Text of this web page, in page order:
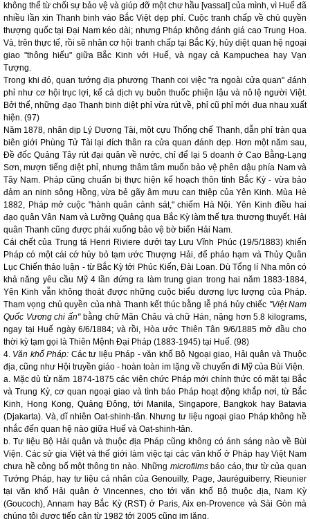
không thể từ chối sự bảo vệ và giúp đỡ một chư hầu [vassal] của mình, vì Huế đã
nhiều lần xin Thanh binh vào Bắc Việt dẹp phỉ. Cuộc tranh chấp về chủ quyền
thượng quốc tại Đại Nam kéo dài; nhưng Pháp không đánh giá cao Trung Hoa.
Và, trên thực tế, rồi sẽ nhân cơ hội tranh chấp tại Bắc Kỳ, hủy diệt quan hệ ngoại
giao "thông hiếu" giữa Bắc Kinh với Huế, và ngay cả Kampuchea hay Vạn
Tượng.
Trong khi đó, quan tướng địa phương Thanh coi việc "ra ngoài cửa quan" đánh
phỉ như cơ hội trục lợi, kể cả dịch vụ buôn thuốc phiện lậu và nô lệ người Việt.
Bởi thế, những đạo Thanh binh diệt phỉ vừa rút về, phỉ cũ phỉ mới đua nhau xuất
hiện. (97)
Năm 1878, nhân dịp Lý Dương Tài, một cựu Thống chế Thanh, dẫn phỉ tràn qua
biên giới Phùng Tử Tài lại đích thân ra cửa quan đánh dẹp. Hơn một năm sau,
Đề đốc Quảng Tây rút đại quân về nước, chỉ để lại 5 doanh ở Cao Bằng-Lạng
Sơn, mượn tiếng diệt phỉ, nhưng thâm tâm muốn bảo vệ phên dậu phía Nam và
Tây Nam. Pháp cũng chuẩn bị thực hiện kế hoạch thôn tính Bắc Kỳ - vừa bảo
đảm an ninh sông Hồng, vừa bẻ gãy âm mưu can thiệp của Yên Kinh. Mùa Hè
1882, Pháp mở cuộc "hành quân cảnh sát," chiếm Hà Nội. Yên Kinh điều hai
đạo quân Vân Nam và Lưỡng Quảng qua Bắc Kỳ làm thế tựa thương thuyết. Hải
quân Thanh cũng được phái xuống bảo vệ bờ biển Hải Nam.
Cái chết của Trung tá Henri Riviere dưới tay Lưu Vĩnh Phúc (19/5/1883) khiến
Pháp có một cái cớ hủy bỏ tạm ước Thượng Hải, để pháo hạm và Thủy Quân
Lục Chiến thảo luận - từ Bắc Kỳ tới Phúc Kiến, Đài Loan. Dù Tổng lí Nha môn có
khả năng yêu cầu Mỹ 4 lần đứng ra làm trung gian trong hai năm 1883-1884,
Yên Kinh vẫn không thoát được những cuộc biểu dương lực lượng của Pháp.
Tham vọng chủ quyền của nhà Thanh kết thúc bằng lễ phá hủy chiếc "Việt Nam
Quốc Vương chi ấn"bằng chữ Mãn Châu và chữ Hán, nặng hơn 5.8 kilograms,
ngay tại Huế ngày 6/6/1884; và rồi, Hòa ước Thiên Tân 9/6/1885 mở đầu cho
thời kỳ tạm gọi là Thiên Mệnh Đại Pháp (1883-1945) tại Huế. (98)
4. Văn khố Pháp: Các tư liệu Pháp - văn khố Bộ Ngoại giao, Hải quân và Thuộc
địa, cũng như Hội truyền giáo - hoàn toàn im lặng về chuyến đi Mỹ của Bùi Viện.
a. Mặc dù từ năm 1874-1875 các viên chức Pháp mới chính thức có mặt tại Bắc
và Trung Kỳ, cơ quan ngoại giao và tình báo Pháp hoạt động khắp nơi, từ Bắc
Kinh, Hong Kong, Quảng Đông, tới Manila, Singapore, Bangkok hay Batavia
(Djakarta). Và, dĩ nhiên Oat-shinh-tân. Nhưng tư liệu ngoại giao Pháp không hề
nhắc đến quan hệ nào giữa Huế và Oat-shinh-tân.
b. Tư liệu Bộ Hải quân và thuộc địa Pháp cũng không có ánh sáng nào về Bùi
Viện. Các sử gia Việt và thế giới làm việc tại các văn khố ở Pháp hay Việt Nam
chưa hề công bố một thông tin nào. Những microfilmsbáo cáo, thư từ của quan
Tướng Pháp, hay tư liệu cá nhân của Genouilly, Page, Jauréguiberry, Rieunier
tại văn khố Hải quân ở Vincennes, cho tới văn khố Bộ thuộc địa, Nam Kỳ
(Goucoch), Annam hay Bắc Kỳ (RST) ở Paris, Aix en-Provence và Sài Gòn mà
chúng tôi được tiếp cận từ 1982 tới 2005 cũng im lặng.